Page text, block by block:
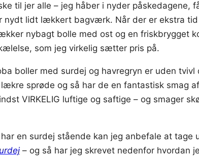
til jer alle – jeg håber i nyder påskedagene,
nydt lidt lækkert bagværk. Når der er ekstra
nybagt bolle med ost og en friskbrygget
som jeg virkelig sætter pris på.
boller med surdej og havregryn er uden
sprøde og så har de en fantastisk smag
VIRKELIG luftige og saftige – og smager
en surdej stående kan jeg anbefale at tage
– og så har jeg skrevet nedenfor hvordan